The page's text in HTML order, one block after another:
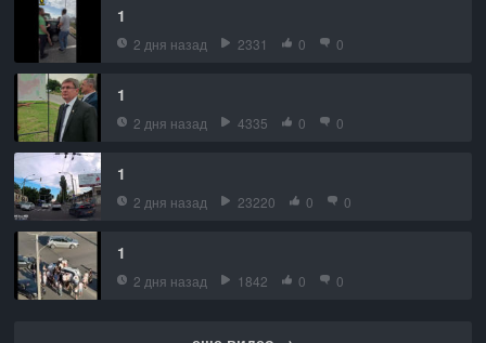
1
2 дня назад 2331 0 0
1
2 дня назад 4335 0 0
1
2 дня назад 23220 0 0
1
2 дня назад 1842 0 0